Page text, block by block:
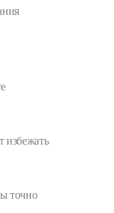
избежать
точно